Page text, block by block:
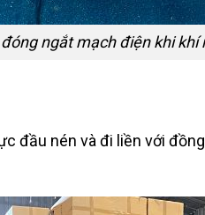
ngắt mạch điện khi khí
đầu nén và đi liền với